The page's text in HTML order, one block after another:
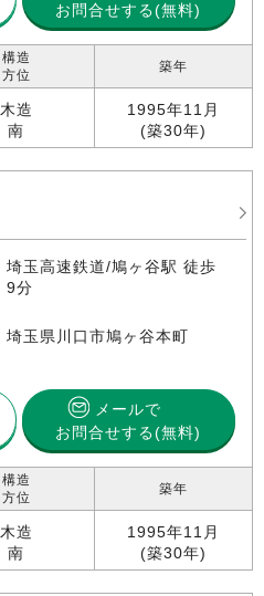
お問合せする(無料)
構造
方位
木造
南
築年
1995年11月
(築30年)
埼玉高速鉄道/鳩ヶ谷駅 徒歩
9分
埼玉県川口市鳩ヶ谷本町
メールで
お問合せする(無料)
構造
方位
木造
南
築年
1995年11月
(築30年)